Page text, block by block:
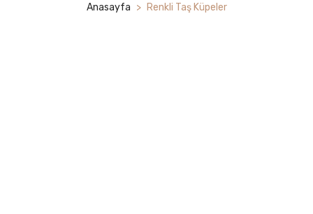
Anasayfa > Renkli Taş Küpeler